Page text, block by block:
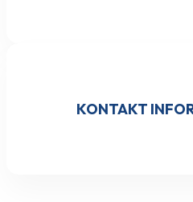
KONTAKT